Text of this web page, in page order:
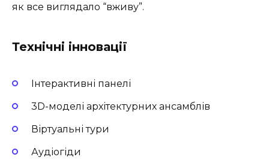
як все виглядало “вживу”.
Технічні інновації
Інтерактивні панелі
3D-моделі архітектурних ансамблів
Віртуальні тури
Аудіогіди